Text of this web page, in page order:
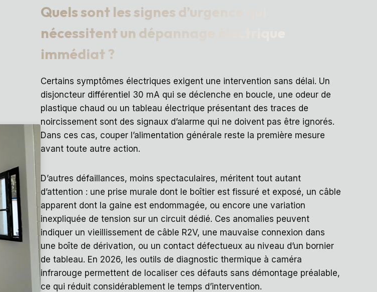
Quels sont les signes d’urgence qui
nécessitent un dépannage électrique
immédiat ?
Certains symptômes électriques exigent une intervention sans délai. Un
disjoncteur différentiel 30 mA qui se déclenche en boucle, une odeur de
plastique chaud ou un tableau électrique présentant des traces de
noircissement sont des signaux d’alarme qui ne doivent pas être ignorés.
Dans ces cas, couper l’alimentation générale reste la première mesure
avant toute autre action.
D’autres défaillances, moins spectaculaires, méritent tout autant
d’attention : une prise murale dont le boîtier est fissuré et exposé, un câble
apparent dont la gaine est endommagée, ou encore une variation
inexpliquée de tension sur un circuit dédié. Ces anomalies peuvent
indiquer un vieillissement de câble R2V, une mauvaise connexion dans
une boîte de dérivation, ou un contact défectueux au niveau d’un bornier
de tableau. En 2026, les outils de diagnostic thermique à caméra
infrarouge permettent de localiser ces défauts sans démontage préalable,
ce qui réduit considérablement le temps d’intervention.